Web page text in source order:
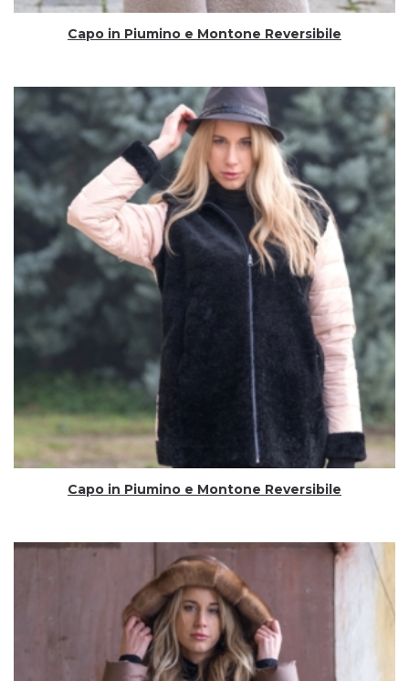
Capo in Piumino e Montone Reversibile
Capo in Piumino e Montone Reversibile